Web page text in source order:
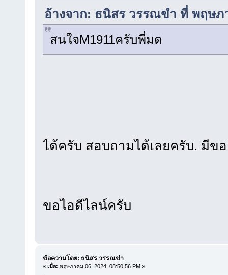
อ้างจาก: ธนิสร วรรณขำ ที่ พฤษภ
สนใจM1911ครับพี่มด
ได้ครับ สอบถามได้เลยครับ. มีข
ขอไอดีไลน์ครับ
ข้อความโดย: ธนิสร วรรณขำ
« เมื่อ: พฤษภาคม 06, 2024, 08:50:56 PM »